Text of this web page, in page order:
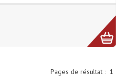
Pages de résultat : 1